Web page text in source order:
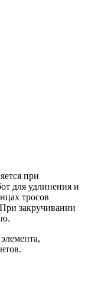
при
для удлинения и
тросов
закручивании